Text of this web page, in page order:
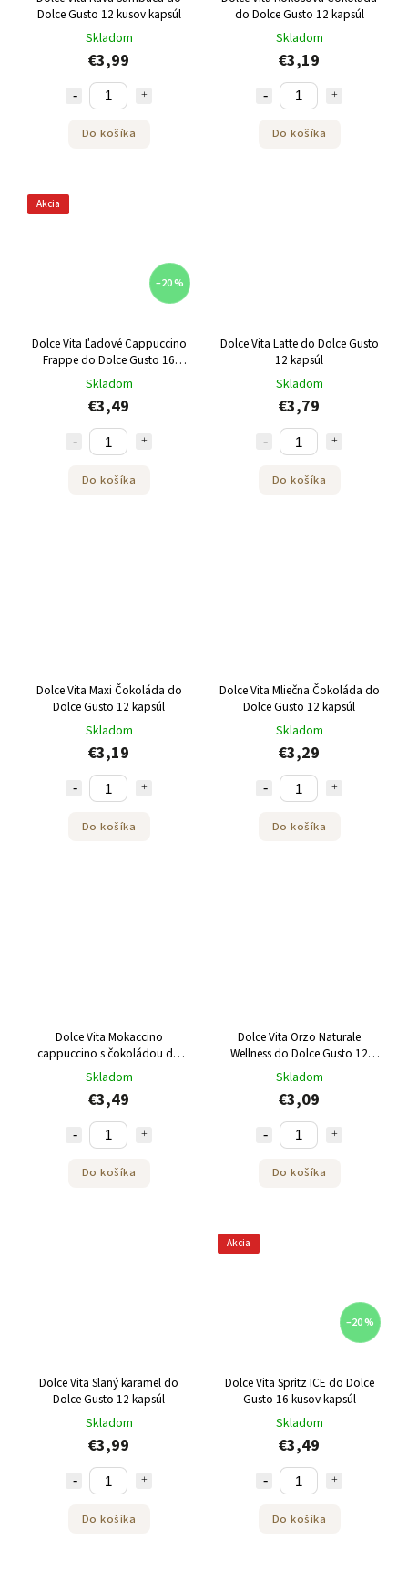
Dolce Gusto 12 kusov kapsúl
Skladom
€3,99
Do košíka
do Dolce Gusto 12 kapsúl
Skladom
€3,19
Do košíka
Akcia
–20 %
Dolce Vita Ľadové Cappuccino
Frappe do Dolce Gusto 16
kusov kapsúl
Skladom
€3,49
Do košíka
Dolce Vita Latte do Dolce Gusto
12 kapsúl
Skladom
€3,79
Do košíka
Dolce Vita Maxi Čokoláda do
Dolce Gusto 12 kapsúl
Skladom
€3,19
Do košíka
Dolce Vita Mliečna Čokoláda do
Dolce Gusto 12 kapsúl
Skladom
€3,29
Do košíka
Dolce Vita Mokaccino
cappuccino s čokoládou do
Dolce Gusto 12 kapsúl
Skladom
€3,49
Do košíka
Dolce Vita Orzo Naturale
Wellness do Dolce Gusto 12
kapsúl
Skladom
€3,09
Do košíka
Dolce Vita Slaný karamel do
Dolce Gusto 12 kapsúl
Skladom
€3,99
Do košíka
Akcia
–20 %
Dolce Vita Spritz ICE do Dolce
Gusto 16 kusov kapsúl
Skladom
€3,49
Do košíka